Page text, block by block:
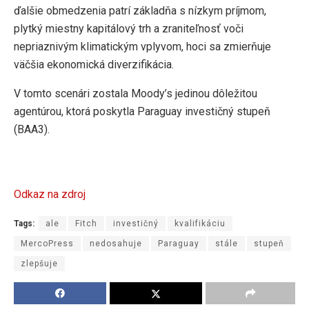
ďalšie obmedzenia patrí základňa s nízkym príjmom,
plytký miestny kapitálový trh a zraniteľnosť voči
nepriaznivým klimatickým vplyvom, hoci sa zmierňuje
väčšia ekonomická diverzifikácia.
V tomto scenári zostala Moody’s jedinou dôležitou
agentúrou, ktorá poskytla Paraguay investičný stupeň
(BAA3).
Odkaz na zdroj
Tags: ale Fitch investičný kvalifikáciu
MercoPress nedosahuje Paraguay stále stupeň
zlepšuje